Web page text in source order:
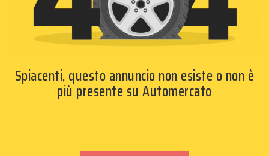
Spiacenti, questo annuncio non esiste o non è
più presente su Automercato